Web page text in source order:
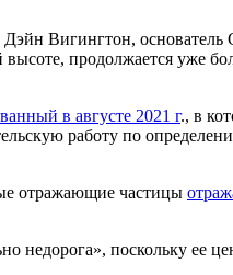
Вигингтон, основатель
продолжается уже
в августе 2021 г., в
работу по
отражающие частицы
недорога», поскольку ее